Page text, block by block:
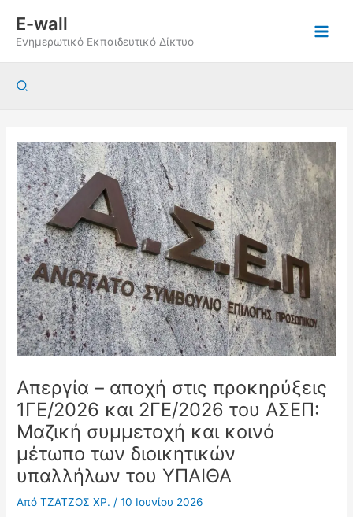
περιεχόμενο
E-wall
Ενημερωτικό Εκπαιδευτικό Δίκτυο
Αναζήτηση
Απεργία – αποχή στις προκηρύξεις
1ΓΕ/2026 και 2ΓΕ/2026 του ΑΣΕΠ:
Μαζική συμμετοχή και κοινό
μέτωπο των διοικητικών
υπαλλήλων του ΥΠΑΙΘΑ
ΑπόΤΖΑΤΖΟΣ ΧΡ./10 Ιουνίου 2026